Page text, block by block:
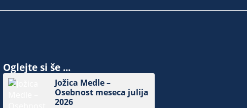
Oglejte si še ...
Jožica Medle –
Osebnost meseca julija
2026